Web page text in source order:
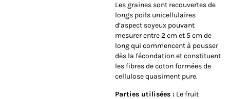
Les graines sont recouvertes de
longs poils unicellulaires
d’aspect soyeux pouvant
mesurer entre 2 cm et 5 cm de
long qui commencent à pousser
dès la fécondation et constituent
les fibres de coton formées de
cellulose quasiment pure.
Parties utilisées : Le fruit